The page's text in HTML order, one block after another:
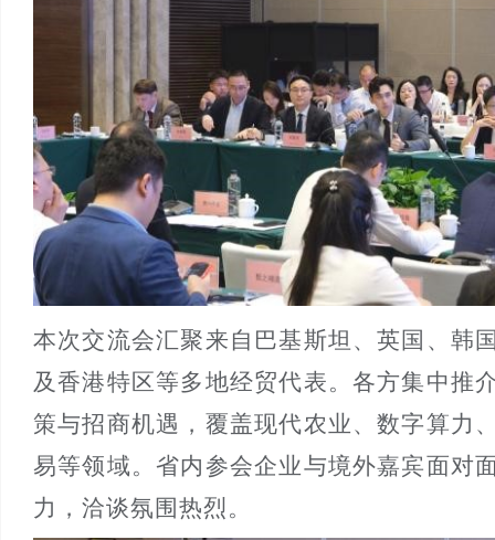
本次交流会汇聚来自巴基斯坦、英国、韩
及香港特区等多地经贸代表。各方集中推
策与招商机遇，覆盖现代农业、数字算力
易等领域。省内参会企业与境外嘉宾面对
力，洽谈氛围热烈。